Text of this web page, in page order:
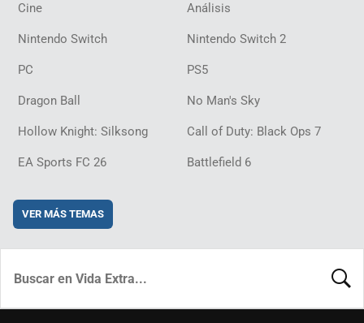
Cine Análisis
Nintendo Switch Nintendo Switch 2
PC PS5
Dragon Ball No Man's Sky
Hollow Knight: Silksong Call of Duty: Black Ops 7
EA Sports FC 26 Battlefield 6
VER MÁS TEMAS